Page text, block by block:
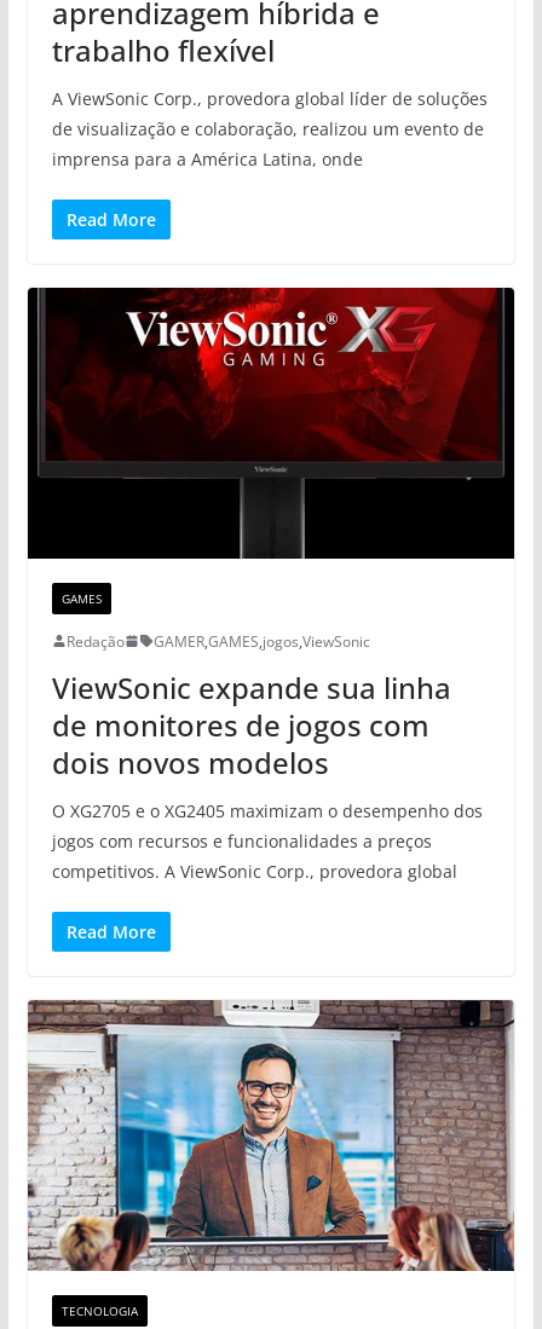
aprendizagem híbrida e
trabalho flexível
A ViewSonic Corp., provedora global líder de soluções
de visualização e colaboração, realizou um evento de
imprensa para a América Latina, onde
Read More
GAMES
Redação GAMER,GAMES,jogos,ViewSonic
ViewSonic expande sua linha
de monitores de jogos com
dois novos modelos
O XG2705 e o XG2405 maximizam o desempenho dos
jogos com recursos e funcionalidades a preços
competitivos. A ViewSonic Corp., provedora global
Read More
TECNOLOGIA